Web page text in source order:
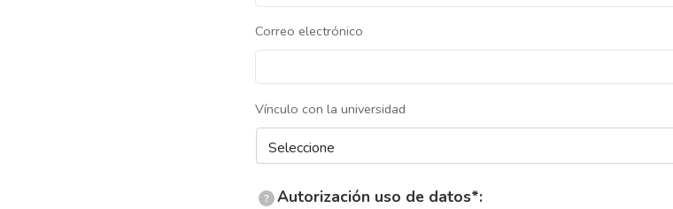
Correo electrónico
Vínculo con la universidad
? Autorización uso de datos*: